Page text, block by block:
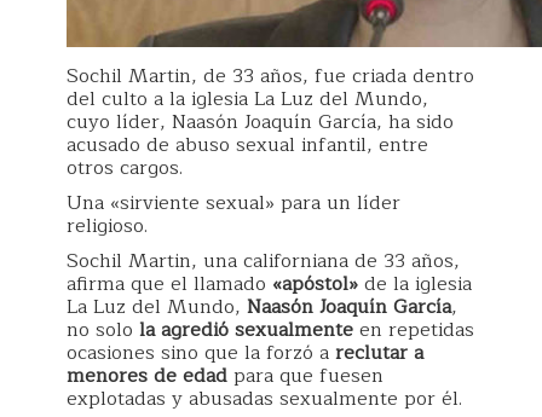
Sochil Martin, de 33 años, fue criada dentro
del culto a la iglesia La Luz del Mundo,
cuyo líder, Naasón Joaquín García, ha sido
acusado de abuso sexual infantil, entre
otros cargos.
Una «sirviente sexual» para un líder
religioso.
Sochil Martin, una californiana de 33 años,
afirma que el llamado «apóstol»de la iglesia
La Luz del Mundo, Naasón Joaquín García,
no solo la agredió sexualmenteen repetidas
ocasiones sino que la forzó areclutar a
menores de edadpara que fuesen
explotadas y abusadas sexualmente por él.